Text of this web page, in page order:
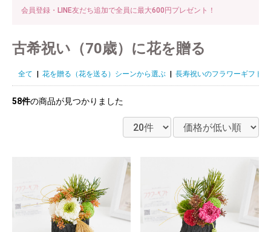
会員登録・LINE友だち追加で全員に最大600円プレゼント！
古希祝い（70歳）に花を贈る
全て 花を贈る（花を送る）シーンから選ぶ 長寿祝いのフラワーギフト
58件の商品が見つかりました